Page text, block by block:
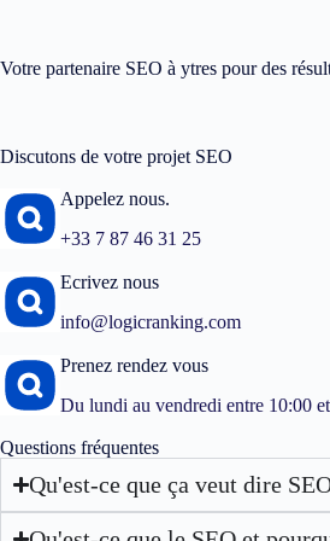
Votre partenaire SEO à ytres pour des
Discutons de votre projet SEO
Appelez nous.
+33 7 87 46 31 25
Ecrivez nous
info@logicranking.com
Prenez rendez vous
Du lundi au vendredi entre 10:00
Questions fréquentes
Qu'est-ce que ça veut dire